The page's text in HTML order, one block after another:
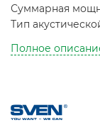
Суммарная
Тип
Полное